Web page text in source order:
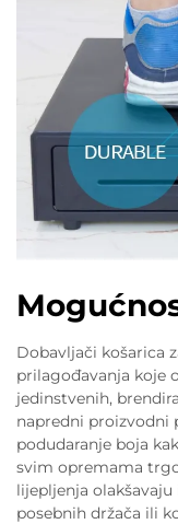
Dobavljači košarica
prilagođavanja koje
jedinstvenih,
napredni proizvodni
podudaranje boja
svim opremama
lijepljenja
posebnih držača ili